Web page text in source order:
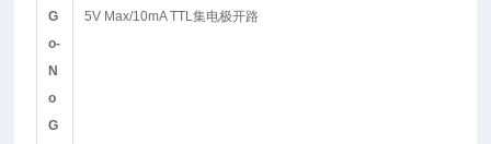
G
o-
N
o
G
5V Max/10mA TTL集电极开路